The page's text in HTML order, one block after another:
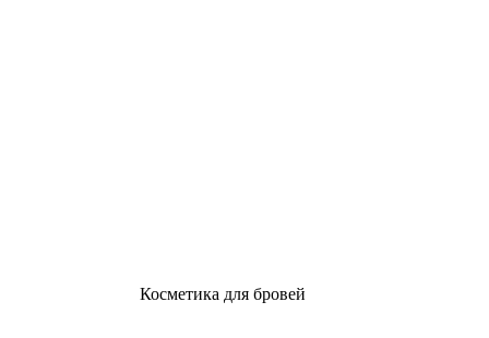
Косметика для бровей